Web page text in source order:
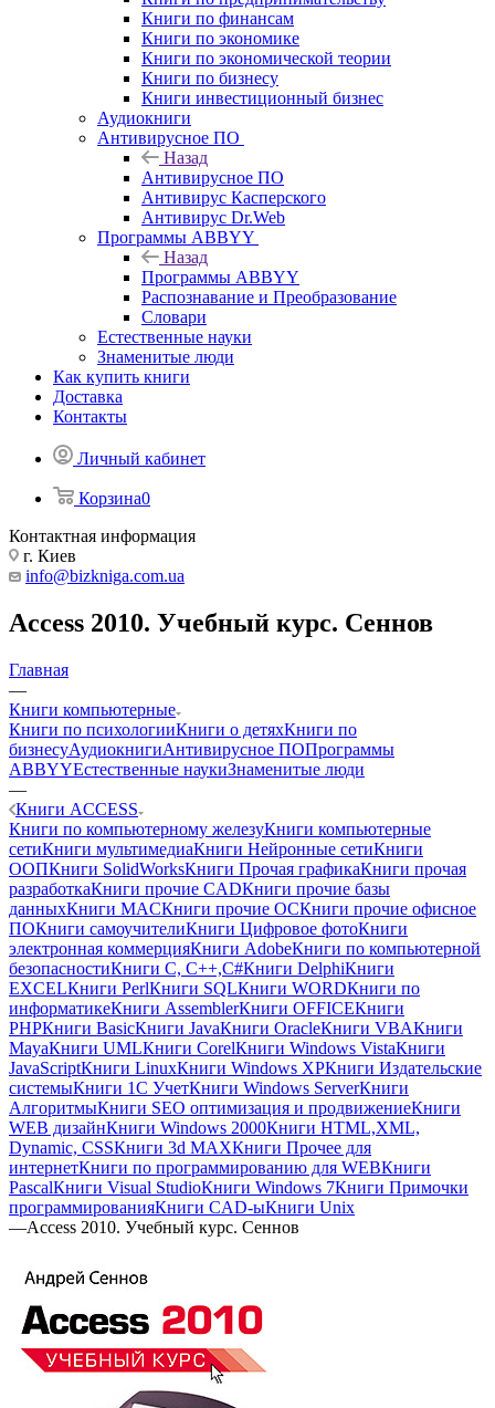
Книги по финансам
Книги по экономике
Книги по экономической теории
Книги по бизнесу
Книги инвестиционный бизнес
Аудиокниги
Антивирусное ПО
Назад
Антивирусное ПО
Антивирус Касперского
Антивирус Dr.Web
Программы ABBYY
Назад
Программы ABBYY
Распознавание и Преобразование
Словари
Естественные науки
Знаменитые люди
Как купить книги
Доставка
Контакты
Личный кабинет
Корзина0
Контактная информация
г. Киев
info@bizkniga.com.ua
Access 2010. Учебный курс. Сеннов
Главная
—
Книги компьютерные
Книги по психологииКниги о детяхКниги по
бизнесуАудиокнигиАнтивирусное ПОПрограммы
ABBYYЕстественные наукиЗнаменитые люди
—
Книги ACCESS
Книги по компьютерному железуКниги компьютерные
сетиКниги мультимедиаКниги Нейронные сетиКниги
ООПКниги SolidWorksКниги Прочая графикаКниги прочая
разработкаКниги прочие CADКниги прочие базы
данныхКниги MACКниги прочие ОСКниги прочие офисное
ПОКниги самоучителиКниги Цифровое фотоКниги
электронная коммерцияКниги AdobeКниги по компьютерной
безопасностиКниги C, C++,С#Книги DelphiКниги
EXCELКниги PerlКниги SQLКниги WORDКниги по
информатикеКниги AssemblerКниги OFFICEКниги
PHPКниги BasicКниги JavaКниги OracleКниги VBAКниги
MayaКниги UMLКниги CorelКниги Windows VistaКниги
JavaScriptКниги LinuxКниги Windows XPКниги Издательские
системыКниги 1C УчетКниги Windows ServerКниги
АлгоритмыКниги SEO оптимизация и продвижениеКниги
WEB дизайнКниги Windows 2000Книги HTML,XML,
Dynamic, CSSКниги 3d MAXКниги Прочее для
интернетКниги по программированию для WEBКниги
PascalКниги Visual StudioКниги Windows 7Книги Примочки
программированияКниги CAD-ыКниги Unix
—Access 2010. Учебный курс. Сеннов